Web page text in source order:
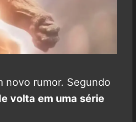
novo rumor. Segundo
volta em uma série